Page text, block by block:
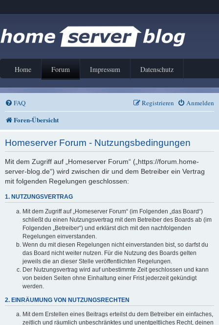
Home Forum Impressum Datenschutz
FAQ Anmelden
Registrieren
Foren-Übersicht
Homeserver Forum - Nutzungsbedingungen
Mit dem Zugriff auf „Homeserver Forum“ („https://forum.home-
server-blog.de“) wird zwischen dir und dem Betreiber ein Vertrag
mit folgenden Regelungen geschlossen:
1. NUTZUNGSVERTRAG
Mit dem Zugriff auf „Homeserver Forum“ (im Folgenden „das Board“)
schließt du einen Nutzungsvertrag mit dem Betreiber des Boards ab (im
Folgenden „Betreiber“) und erklärst dich mit den nachfolgenden
Regelungen einverstanden.
Wenn du mit diesen Regelungen nicht einverstanden bist, so darfst du
das Board nicht weiter nutzen. Für die Nutzung des Boards gelten
jeweils die an dieser Stelle veröffentlichten Regelungen.
Der Nutzungsvertrag wird auf unbestimmte Zeit geschlossen und kann
von beiden Seiten ohne Einhaltung einer Frist jederzeit gekündigt
werden.
2. EINRÄUMUNG VON NUTZUNGSRECHTEN
Mit dem Erstellen eines Beitrags erteilst du dem Betreiber ein einfaches,
zeitlich und räumlich unbeschränktes und unentgeltliches Recht, deinen